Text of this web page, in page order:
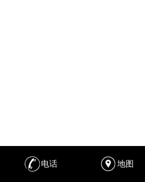
电话 地图